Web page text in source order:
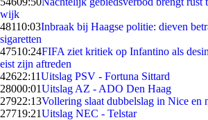
wijk
48110:03Inbraak bij Haagse politie: dieven
sigaretten
47510:24FIFA ziet kritiek op Infantino als
eist zijn aftreden
42622:11Uitslag PSV - Fortuna Sittard
28000:01Uitslag AZ - ADO Den Haag
27922:13Vollering slaat dubbelslag in Nice en
27719:21Uitslag NEC - Telstar